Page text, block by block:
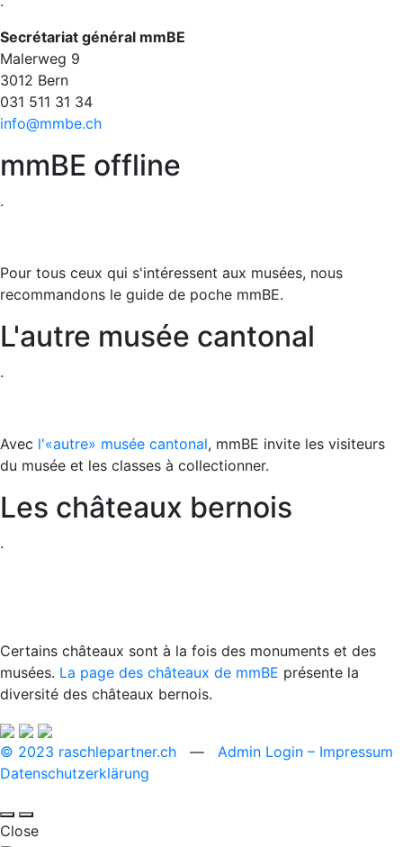
Secrétariat général mmBE
Malerweg 9
3012 Bern
031 511 31 34​​​​​​​
info@mmbe.ch
mmBE offline
.
Pour tous ceux qui s'intéressent aux musées, nous
recommandons le guide de poche mmBE.
L'autre musée cantonal
.
Avec l'«autre» musée cantonal, mmBE invite les visiteurs
du musée et les classes à collectionner.
Les châteaux bernois
.
Certains châteaux sont à la fois des monuments et des
musées. La page des châteaux de mmBE présente la
diversité des châteaux bernois.
© 2023 raschlepartner.ch — Admin Login – Impressum
Datenschutzerklärung
Close